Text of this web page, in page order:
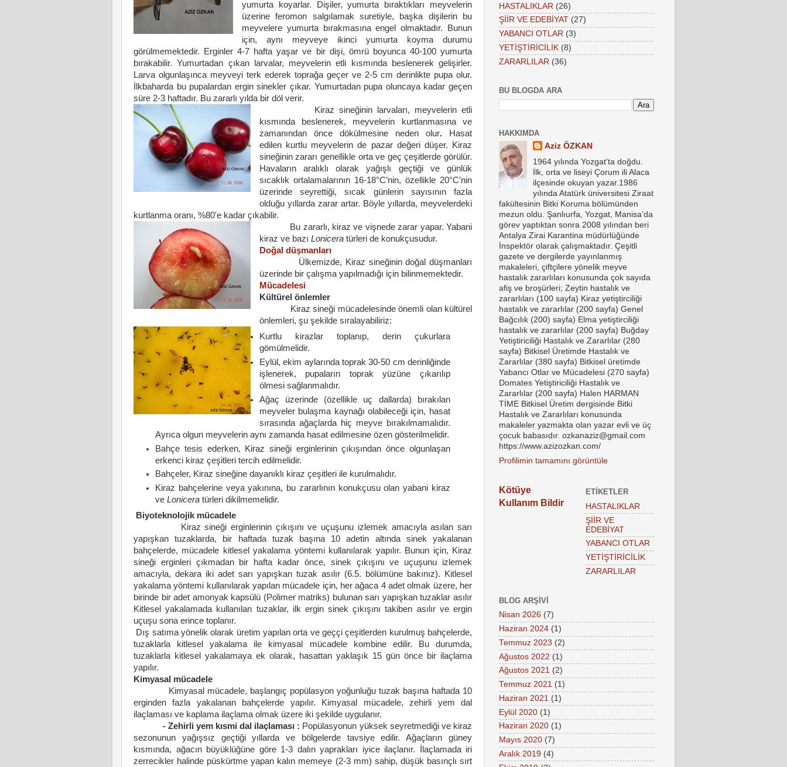
yumurta koyarlar. Dişiler, yumurta bıraktıkları meyvelerin
üzerine feromon salgılamak suretiyle, başka dişilerin bu
meyvelere yumurta bırakmasına engel olmaktadır. Bunun
için, aynı meyveye ikinci yumurta koyma durumu
görülmemektedir. Erginler 4-7 hafta yaşar ve bir dişi, ömrü boyunca 40-100 yumurta
bırakabilir. Yumurtadan çıkan larvalar, meyvelerin etli kısmında beslenerek gelişirler.
Larva olgunlaşınca meyveyi terk ederek toprağa geçer ve 2-5 cm derinlikte pupa olur.
İlkbaharda bu pupalardan ergin sinekler çıkar. Yumurtadan pupa oluncaya kadar geçen
süre 2-3 haftadır. Bu zararlı yılda bir döl verir.
Kiraz sineğinin larvaları, meyvelerin etli
kısmında beslenerek, meyvelerin kurtlanmasına ve
zamanından önce dökülmesine neden olur.Hasat
edilen kurtlu meyvelerin de pazar değeri düşer. Kiraz
sineğinin zararı genellikle orta ve geç çeşitlerde görülür.
Havaların aralıklı olarak yağışlı geçtiği ve günlük
sıcaklık ortalamalarının 16-18°C’nin, özellikle 20°C’nin
üzerinde seyrettiği, sıcak günlerin sayısının fazla
olduğu yıllarda zarar artar. Böyle yıllarda, meyvelerdeki
kurtlanma oranı, %80'e kadar çıkabilir.
Bu zararlı, kiraz ve vişnede zarar yapar. Yabani
kiraz ve bazı Loniceratürleri de konukçusudur.
Doğal düşmanları
Ülkemizde, Kiraz sineğinin doğal düşmanları
üzerinde bir çalışma yapılmadığı için bilinmemektedir.
Mücadelesi
Kültürel önlemler
Kiraz sineği mücadelesinde önemli olan kültürel
önlemleri, şu şekilde sıralayabiliriz:
Kurtlu kirazlar toplanıp, derin çukurlara
gömülmelidir.
Eylül, ekim aylarında toprak 30-50 cm derinliğinde
işlenerek, pupaların toprak yüzüne çıkarılıp
ölmesi sağlanmalıdır.
Ağaç üzerinde (özellikle uç dallarda) bırakılan
meyveler bulaşma kaynağı olabileceği için, hasat
sırasında ağaçlarda hiç meyve bırakılmamalıdır.
Ayrıca olgun meyvelerin aynı zamanda hasat edilmesine özen gösterilmelidir.
Bahçe tesis ederken, Kiraz sineği erginlerinin çıkışından önce olgunlaşan
erkenci kiraz çeşitleri tercih edilmelidir.
Bahçeler, Kiraz sineğine dayanıklı kiraz çeşitleri ile kurulmalıdır.
Kiraz bahçelerine veya yakınına, bu zararlının konukçusu olan yabani kiraz
veLonicera türleri dikilmemelidir.
Biyoteknolojik mücadele
Kiraz sineği erginlerinin çıkışını ve uçuşunu izlemek amacıyla asılan sarı
yapışkan tuzaklarda, bir haftada tuzak başına 10 adetin altında sinek yakalanan
bahçelerde, mücadele kitlesel yakalama yöntemi kullanılarak yapılır. Bunun için, Kiraz
sineği erginleri çıkmadan bir hafta kadar önce, sinek çıkışını ve uçuşunu izlemek
amacıyla, dekara iki adet sarı yapışkan tuzak asılır (6.5. bölümüne bakınız). Kitlesel
yakalama yöntemi kullanılarak yapılan mücadele için, her ağaca 4 adet olmak üzere, her
birinde bir adet amonyak kapsülü (Polimer matriks) bulunan sarı yapışkan tuzaklar asılır
Kitlesel yakalamada kullanılan tuzaklar, ilk ergin sinek çıkışını takiben asılır ve ergin
uçuşu sona erince toplanır.
Dış satıma yönelik olarak üretim yapılan orta ve geççi çeşitlerden kurulmuş bahçelerde,
tuzaklarla kitlesel yakalama ile kimyasal mücadele kombine edilir. Bu durumda,
tuzaklarla kitlesel yakalamaya ek olarak, hasattan yaklaşık 15 gün önce bir ilaçlama
yapılır.
Kimyasal mücadele
Kimyasal mücadele, başlangıç popülasyon yoğunluğu tuzak başına haftada 10
erginden fazla yakalanan bahçelerde yapılır. Kimyasal mücadele, zehirli yem dal
ilaçlaması ve kaplama ilaçlama olmak üzere iki şekilde uygulanır.
- Zehirli yem kısmi dal ilaçlaması : Popülasyonun yüksek seyretmediği ve kiraz
sezonunun yağışsız geçtiği yıllarda ve bölgelerde tavsiye edilir. Ağaçların güney
kısmında, ağacın büyüklüğüne göre 1-3 dalın yaprakları iyice ilaçlanır. İlaçlamada iri
zerrecikler halinde püskürtme yapan kalın memeye (2-3 mm) sahip, düşük basınçlı sırt
HASTALIKLAR (26)
ŞİİR VE EDEBİYAT (27)
YABANCI OTLAR (3)
YETİŞTİRİCİLİK (8)
ZARARLILAR (36)
BU BLOGDA ARA
HAKKIMDA
Aziz ÖZKAN
1964 yılında Yozgat’ta doğdu.
İlk, orta ve liseyi Çorum ili Alaca
ilçesinde okuyan yazar.1986
yılında Atatürk üniversitesi Ziraat
fakültesinin Bitki Koruma bölümünden
mezun oldu. Şanlıurfa, Yozgat, Manisa’da
görev yaptıktan sonra 2008 yılından beri
Antalya Zirai Karantina müdürlüğünde
İnspektör olarak çalışmaktadır. Çeşitli
gazete ve dergilerde yayınlanmış
makaleleri, çiftçilere yönelik meyve
hastalık zararlıları konusunda çok sayıda
afiş ve broşürleri; Zeytin hastalık ve
zararlıları (100 sayfa) Kiraz yetiştirciliği
hastalık ve zararlılar (200 sayfa) Genel
Bağcılık (200) sayfa) Elma yetiştirciliği
hastalık ve zararlılar (200 sayfa) Buğday
Yetiştiriciliği Hastalık ve Zararlılar (280
sayfa) Bitkisel Üretimde Hastalık ve
Zararlılar (380 sayfa) Bitkisel üretimde
Yabancı Otlar ve Mücadelesi (270 sayfa)
Domates Yetiştiriciliği Hastalık ve
Zararlılar (200 sayfa) Halen HARMAN
TİME Bitkisel Üretim dergisinde Bitki
Hastalık ve Zararlıları konusunda
makaleler yazmakta olan yazar evli ve üç
çocuk babasıdır. ozkanaziz@gmail.com
https://www.azizozkan.com/
Profilimin tamamını görüntüle
Kötüye
Kullanım Bildir
ETIKETLER
HASTALIKLAR
ŞİİR VE
EDEBİYAT
YABANCI OTLAR
YETİŞTİRİCİLİK
ZARARLILAR
BLOG ARŞIVI
Nisan 2026 (7)
Haziran 2024 (1)
Temmuz 2023 (2)
Ağustos 2022 (1)
Ağustos 2021 (2)
Temmuz 2021 (1)
Haziran 2021 (1)
Eylül 2020 (1)
Haziran 2020 (1)
Mayıs 2020 (7)
Aralık 2019 (4)